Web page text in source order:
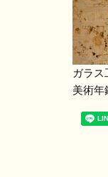
ガラ
美術年